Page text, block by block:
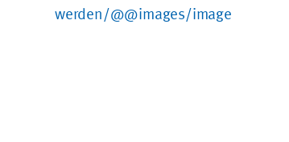
werden/@@images/image